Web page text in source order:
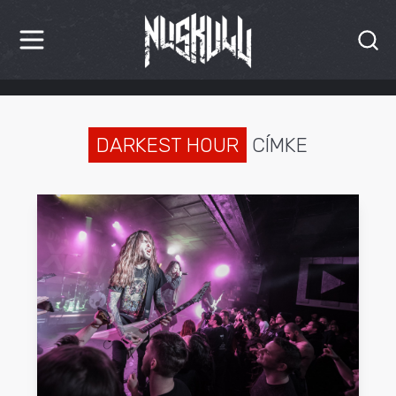
HÍREK
INTERJÚK
PREMIEREK
KULT
MÁSVILÁG
DARKEST HOUR CÍMKE